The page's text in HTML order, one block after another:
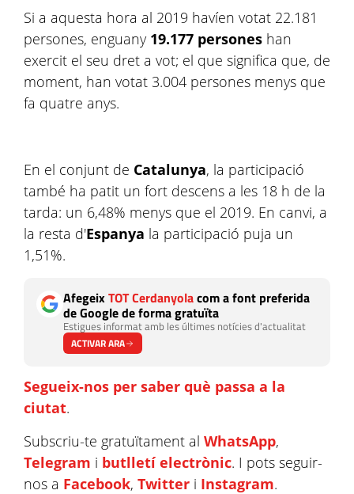
Si a aquesta hora al 2019 havíen votat 22.181
persones, enguany 19.177 persones han
exercit el seu dret a vot; el que significa que, de
moment, han votat 3.004 persones menys que
fa quatre anys.
En el conjunt de Catalunya, la participació
també ha patit un fort descens a les 18 h de la
tarda: un 6,48% menys que el 2019. En canvi, a
la resta d'Espanya la participació puja un
1,51%.
AfegeixTOT Cerdanyolacom a font preferida
de Google de forma gratuïta
Estigues informat amb les últimes notícies d'actualitat
ACTIVAR ARA
Segueix-nos per saber què passa a la
ciutat.
Subscriu-te gratuïtament al WhatsApp,
Telegram i butlletí electrònic. I pots seguir-
nos a Facebook, Twitter i Instagram.